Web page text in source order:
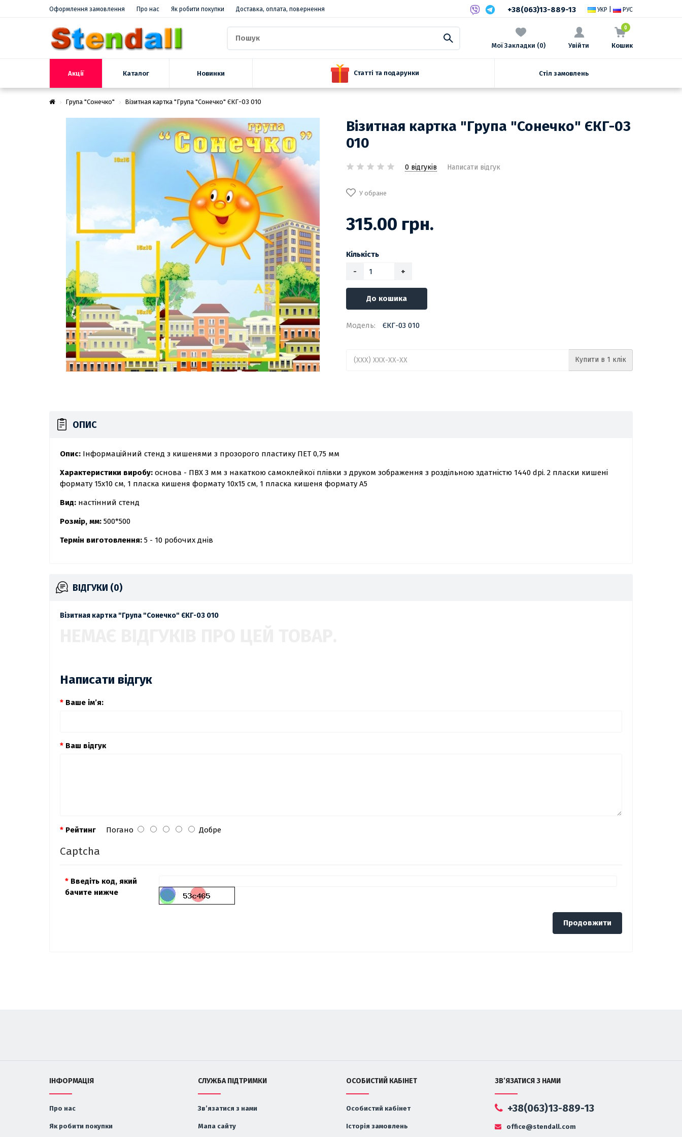
Оформлення замовлення Про нас Як робити покупки Доставка, оплата, повернення +38(063)13-889-13 УКР РУС
Мої Закладки (0) Увійти
0
Кошик
Акції Каталог Новинки Статті та подарунки Стіл замовлень
Група "Сонечко" Візитная картка "Група "Сонечко" ЄКГ-03 010
Візитная картка "Група "Сонечко" ЄКГ-03
010
0 відгуків Написати відгук
У обране
315.00 грн.
Кількість
-
+
До кошика
Модель: ЄКГ-03 010
Купити в 1 клік
ОПИС
Опис: Інформаційний стенд з кишенями з прозорого пластику ПЕТ 0,75 мм
Характеристики виробу: основа - ПВХ 3 мм з накаткою самоклейкої плівки з друком зображення з роздільною здатністю 1440 dpi. 2 пласки кишені
формату 15х10 см, 1 пласка кишеня формату 10х15 см, 1 пласка кишеня формату А5
Вид: настінний стенд
Розмір, мм: 500*500
Термін виготовлення: 5 - 10 робочих днів
ВІДГУКИ (0)
Візитная картка "Група "Сонечко" ЄКГ-03 010
Написати відгук
Ваше ім’я:
Ваш відгук
Рейтинг Погано Добре
Captcha
Введіть код, який
бачите нижче
Продовжити
ІНФОРМАЦІЯ
Про нас
Як робити покупки
СЛУЖБА ПІДТРИМКИ
Зв’язатися з нами
Мапа сайту
ОСОБИСТИЙ КАБІНЕТ
Особистий кабінет
Історія замовлень
ЗВ’ЯЗАТИСЯ З НАМИ
+38(063)13-889-13
office@stendall.com